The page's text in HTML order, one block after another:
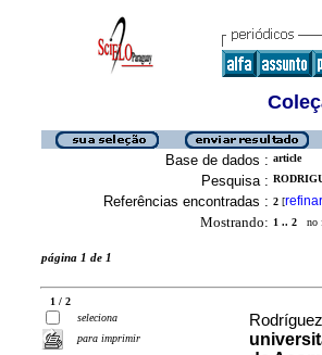
Base de dados : article
Pesquisa :
Referências encontradas : 2 [refinar
Mostrando: 1 .. 2 no
página 1 de 1
1 / 2
seleciona
para imprimir